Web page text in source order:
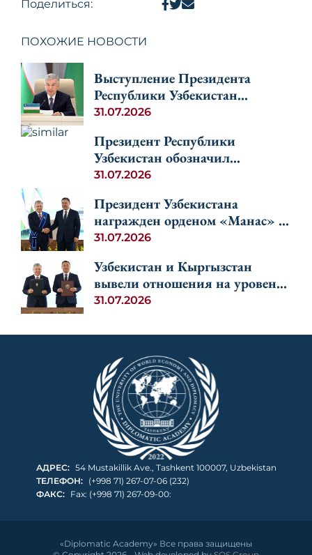
Поделиться:
ПОХОЖИЕ НОВОСТИ
Выступление Президента
Республики Узбекистан
Шавката Мирзиёева на
Консультативной встрече глав
государств Центральной Азии
и Азербайджана
31.07.2026
Президент Республики
Узбекистан обозначил
перспективы развития
стран Центральной Азии и
Азербайджана
31.07.2026
Президент Узбекистана
награжден орденом «Манас» I
степени
31.07.2026
Узбекистан и Кыргызстан
вывели отношения на уровень
союзничества
31.07.2026
АДРЕС: 54 Mustakillik Ave., Tashkent 100007, Uzbekistan
ТЕЛЕФОН:
(+998 71) 267-07-06 (232)
ФАКС:
Fax: (+998 71) 267-09-00:
«Diplomatic Academy» Все права защищены